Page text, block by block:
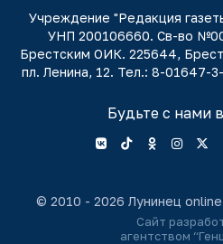
Учреждение "Редакция
УНП 200106660. Св-во
Брестским ОИК. 225644,
пл. Ленина, 12. Тел.: 8-01647-
Будьте с нами
© 2010 - 2026 Лунинец
Сайт
агентством